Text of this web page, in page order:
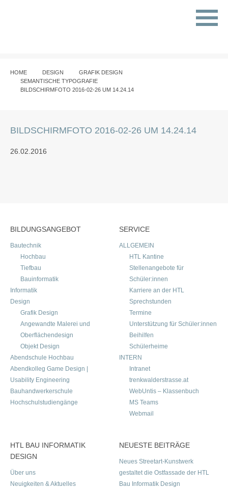
HOME DESIGN
GRAFIK DESIGN
SEMANTISCHE TYPOGRAFIE
BILDSCHIRMFOTO 2016-02-26 UM 14.24.14
BILDSCHIRMFOTO 2016-02-26 UM 14.24.14
26.02.2016
BILDUNGSANGEBOT
Bautechnik
Hochbau
Tiefbau
Bauinformatik
Informatik
Design
Grafik Design
Angewandte Malerei und
Oberflächendesign
Objekt Design
Abendschule Hochbau
Abendkolleg Game Design |
Usability Engineering
Bauhandwerkerschule
Hochschulstudiengänge
SERVICE
ALLGEMEIN
HTL Kantine
Stellenangebote für
Schüler:innen
Karriere an der HTL
Sprechstunden
Termine
Unterstützung für Schüler:innen
Beihilfen
Schülerheime
INTERN
Intranet
trenkwalderstrasse.at
WebUntis – Klassenbuch
MS Teams
Webmail
HTL BAU INFORMATIK
DESIGN
Über uns
Neuigkeiten & Aktuelles
NEUESTE BEITRÄGE
Neues Streetart-Kunstwerk
gestaltet die Ostfassade der HTL
Bau Informatik Design